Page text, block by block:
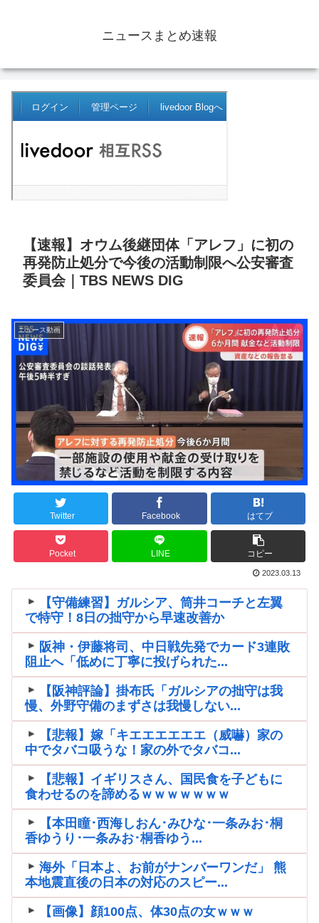
ニュースまとめ速報
【速報】オウム後継団体「アレフ」に初の
再発防止処分で今後の活動制限へ公安審査
委員会｜TBS NEWS DIG
ニュース動画
Twitter Facebook はてブ
Pocket LINE コピー
2023.03.13
【守備練習】ガルシア、筒井コーチと左翼
で特守！8日の拙守から早速改善か
阪神・伊藤将司、中日戦先発でカード3連敗
阻止へ「低めに丁寧に投げられた...
【阪神評論】掛布氏「ガルシアの拙守は我
慢、外野守備のまずさは我慢しない...
【悲報】嫁「キエエエエエエ（威嚇）家の
中でタバコ吸うな！家の外でタバコ...
【悲報】イギリスさん、国民食を子どもに
食わせるのを諦めるｗｗｗｗｗｗｗ
【本田瞳･西海しおん･みひな･一条みお･桐
香ゆうり･一条みお･桐香ゆう...
海外「日本よ、お前がナンバーワンだ」 熊
本地震直後の日本の対応のスピー...
【画像】顔100点、体30点の女ｗｗｗ